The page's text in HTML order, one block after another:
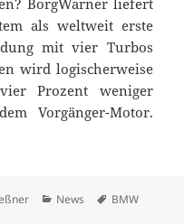
BorgWarner liefert
als weltweit erste
mit vier Turbos
wird logischerweise
Prozent weniger
Vorgänger-Motor.
im BMW M550d xDrive
Kategorien
News Schlagwörter
BMW